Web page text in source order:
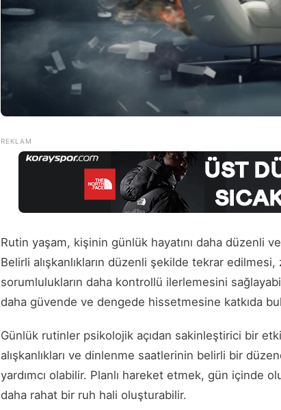
Rutin yaşam, kişinin günlük hayatını daha düzenli
Belirli alışkanlıkların düzenli şekilde tekrar
sorumlulukların daha kontrollü ilerlemesini
daha güvende ve dengede hissetmesine katkıda
Günlük rutinler psikolojik açıdan sakinleştirici bir
alışkanlıkları ve dinlenme saatlerinin belirli bir
yardımcı olabilir. Planlı hareket etmek, gün içinde
daha rahat bir ruh hali oluşturabilir.